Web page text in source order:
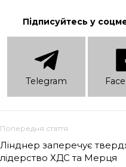
Підписуйтесь у
Telеgram
Попередня стаття
Лінднер заперечує
лідерство ХДС та Мерця